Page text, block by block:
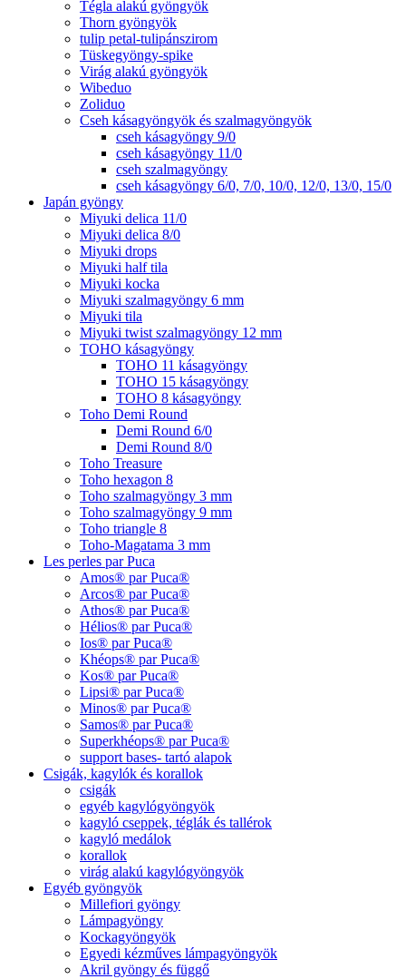
Tégla alakú gyöngyök
Thorn gyöngyök
tulip petal-tulipánszirom
Tüskegyöngy-spike
Virág alakú gyöngyök
Wibeduo
Zoliduo
Cseh kásagyöngyök és szalmagyöngyök
cseh kásagyöngy 9/0
cseh kásagyöngy 11/0
cseh szalmagyöngy
cseh kásagyöngy 6/0, 7/0, 10/0, 12/0, 13/0, 15/0
Japán gyöngy
Miyuki delica 11/0
Miyuki delica 8/0
Miyuki drops
Miyuki half tila
Miyuki kocka
Miyuki szalmagyöngy 6 mm
Miyuki tila
Miyuki twist szalmagyöngy 12 mm
TOHO kásagyöngy
TOHO 11 kásagyöngy
TOHO 15 kásagyöngy
TOHO 8 kásagyöngy
Toho Demi Round
Demi Round 6/0
Demi Round 8/0
Toho Treasure
Toho hexagon 8
Toho szalmagyöngy 3 mm
Toho szalmagyöngy 9 mm
Toho triangle 8
Toho-Magatama 3 mm
Les perles par Puca
Amos® par Puca®
Arcos® par Puca®
Athos® par Puca®
Hélios® par Puca®
Ios® par Puca®
Khéops® par Puca®
Kos® par Puca®
Lipsi® par Puca®
Minos® par Puca®
Samos® par Puca®
Superkhéops® par Puca®
support bases- tartó alapok
Csigák, kagylók és korallok
csigák
egyéb kagylógyöngyök
kagyló cseppek, téglák és tallérok
kagyló medálok
korallok
virág alakú kagylógyöngyök
Egyéb gyöngyök
Millefiori gyöngy
Lámpagyöngy
Kockagyöngyök
Egyedi kézműves lámpagyöngyök
Akril gyöngy és függő